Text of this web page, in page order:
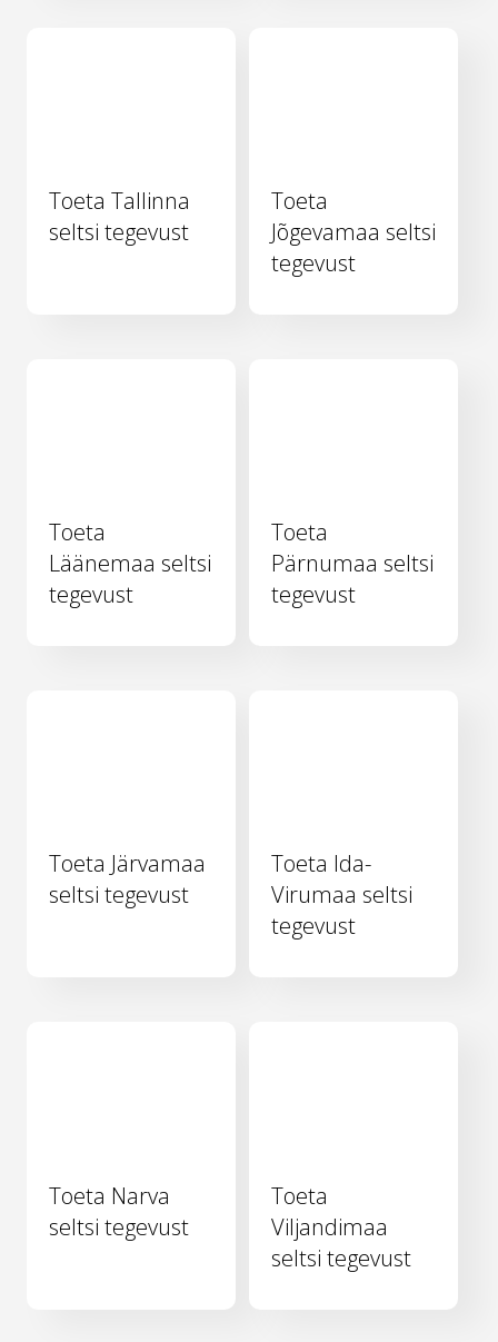
Toeta Tallinna
seltsi tegevust
Toeta
Jõgevamaa seltsi
tegevust
Toeta
Läänemaa seltsi
tegevust
Toeta
Pärnumaa seltsi
tegevust
Toeta Järvamaa
seltsi tegevust
Toeta Ida-
Virumaa seltsi
tegevust
Toeta Narva
seltsi tegevust
Toeta
Viljandimaa
seltsi tegevust